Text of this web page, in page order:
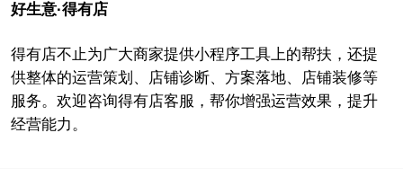
好生意·得有店
得有店不止为广大商家提供小程序工具上的帮扶，还提
供整体的运营策划、店铺诊断、方案落地、店铺装修等
服务。欢迎咨询得有店客服，帮你增强运营效果，提升
经营能力。